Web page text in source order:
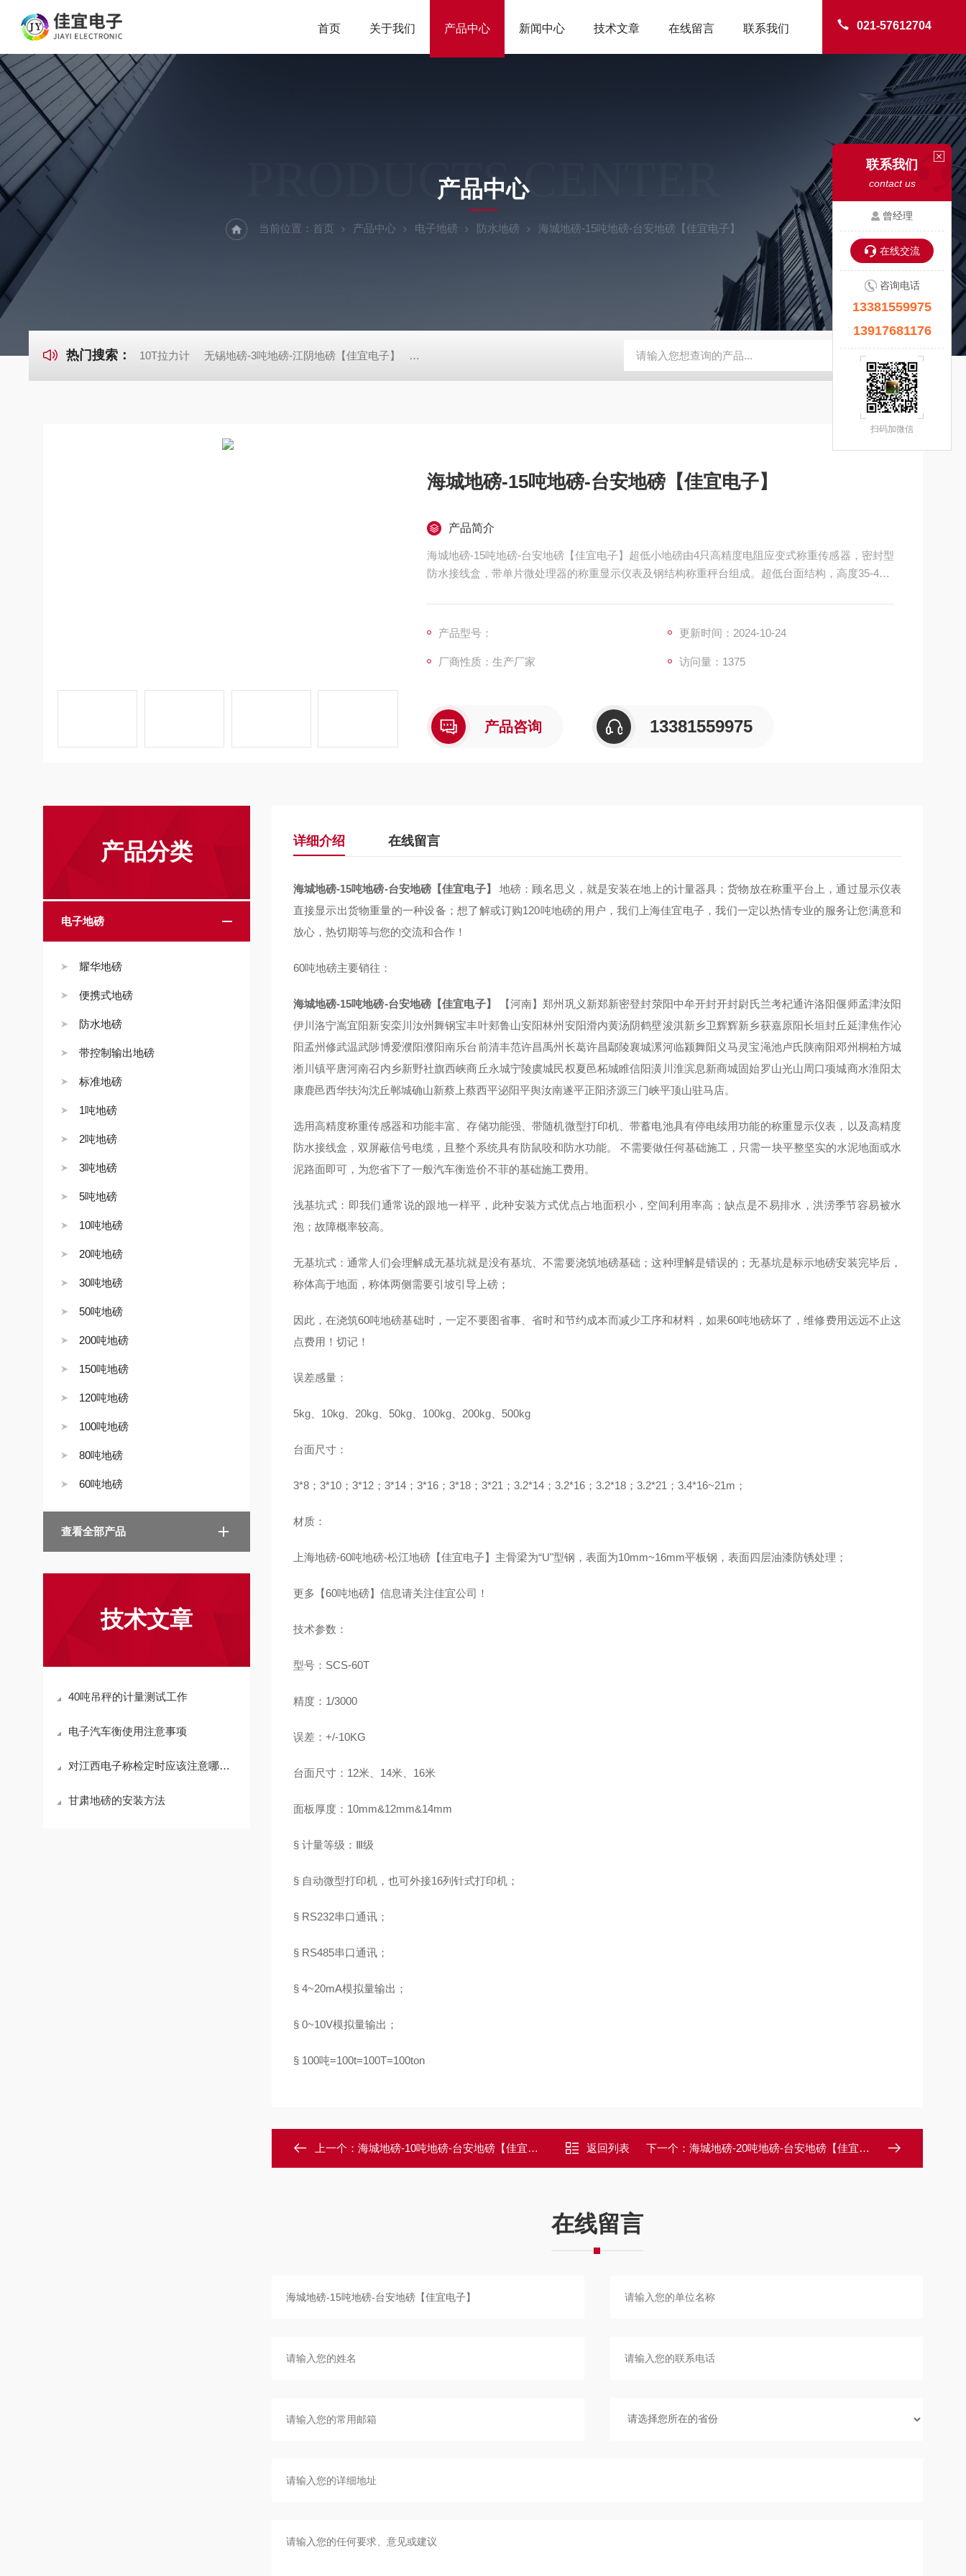
021-57612704
首页 关于我们 产品中心 新闻中心 技术文章 在线留言 联系我们
PRODUCTS CENTER
产品中心
当前位置： 首页 产品中心 电子地磅 防水地磅 海城地磅-15吨地磅-台安地磅【佳宜电子】
热门搜索： 10T拉力计 无锡地磅-3吨地磅-江阴地磅【佳宜电子】 80吨地磅常规尺寸|80吨地磅标准宽度-【上海佳宜】 钢瓶秤 云南电子秤厂家 钢瓶电子秤 无
海城地磅-15吨地磅-台安地磅【佳宜电子】
产品简介
海城地磅-15吨地磅-台安地磅【佳宜电子】超低小地磅由4只高精度电阻应变式称重传感器，密封型
防水接线盒，带单片微处理器的称重显示仪表及钢结构称重秤台组成。超低台面结构，高度35-40m
产品型号：
更新时间：2024-10-24
厂商性质：生产厂家 访问量：1375
产品咨询 13381559975
产品分类
电子地磅
耀华地磅
便携式地磅
防水地磅
带控制输出地磅
标准地磅
1吨地磅
2吨地磅
3吨地磅
5吨地磅
10吨地磅
20吨地磅
30吨地磅
50吨地磅
200吨地磅
150吨地磅
120吨地磅
100吨地磅
80吨地磅
60吨地磅
查看全部产品
技术文章
40吨吊秤的计量测试工作
电子汽车衡使用注意事项
对江西电子称检定时应该注意哪些操作方法
甘肃地磅的安装方法
详细介绍 在线留言
海城地磅-15吨地磅-台安地磅【佳宜电子】 地磅：顾名思义，就是安装在地上的计量器具；货物放在称重平台上，通过显示仪表
直接显示出货物重量的一种设备；想了解或订购120吨地磅的用户，我们上海佳宜电子，我们一定以热情专业的服务让您满意和
放心，热切期等与您的交流和合作！
60吨地磅主要销往：
海城地磅-15吨地磅-台安地磅【佳宜电子】
【河南】郑州巩义新郑新密登封荥阳中牟开封开封尉氏兰考杞通许洛阳偃师孟津汝阳
伊川洛宁嵩宜阳新安栾川汝州舞钢宝丰叶郏鲁山安阳林州安阳滑内黄汤阴鹤壁浚淇新乡卫辉辉新乡获嘉原阳长垣封丘延津焦作沁
阳孟州修武温武陟博爱濮阳濮阳南乐台前清丰范许昌禹州长葛许昌鄢陵襄城漯河临颍舞阳义马灵宝渑池卢氏陕南阳邓州桐柏方城
淅川镇平唐河南召内乡新野社旗西峡商丘永城宁陵虞城民权夏邑柘城睢信阳潢川淮滨息新商城固始罗山光山周口项城商水淮阳太
康鹿邑西华扶沟沈丘郸城确山新蔡上蔡西平泌阳平舆汝南遂平正阳济源三门峡平顶山驻马店。
选用高精度称重传感器和功能丰富、存储功能强、带随机微型打印机、带蓄电池具有停电续用功能的称重显示仪表，以及高精度
防水接线盒，双屏蔽信号电缆，且整个系统具有防鼠咬和防水功能。 不需要做任何基础施工，只需一块平整坚实的水泥地面或水
泥路面即可，为您省下了一般汽车衡造价不菲的基础施工费用。
浅基坑式：即我们通常说的跟地一样平，此种安装方式优点占地面积小，空间利用率高；缺点是不易排水，洪涝季节容易被水
泡；故障概率较高。
无基坑式：通常人们会理解成无基坑就是没有基坑、不需要浇筑地磅基础；这种理解是错误的；无基坑是标示地磅安装完毕后，
称体高于地面，称体两侧需要引坡引导上磅；
因此，在浇筑60吨地磅基础时，一定不要图省事、省时和节约成本而减少工序和材料，如果60吨地磅坏了，维修费用远远不止这
点费用！切记！
误差感量：
5kg、10kg、20kg、50kg、100kg、200kg、500kg
台面尺寸：
3*8；3*10；3*12；3*14；3*16；3*18；3*21；3.2*14；3.2*16；3.2*18；3.2*21；3.4*16~21m；
材质：
上海地磅-60吨地磅-松江地磅【佳宜电子】主骨梁为“U"型钢，表面为10mm~16mm平板钢，表面四层油漆防锈处理；
更多【60吨地磅】信息请关注佳宜公司！
技术参数：
型号：SCS-60T
精度：1/3000
误差：+/-10KG
台面尺寸：12米、14米、16米
面板厚度：10mm&12mm&14mm
§ 计量等级：Ⅲ级
§ 自动微型打印机，也可外接16列针式打印机；
§ RS232串口通讯；
§ RS485串口通讯；
§ 4~20mA模拟量输出；
§ 0~10V模拟量输出；
§ 100吨=100t=100T=100ton
上一个： 海城地磅-10吨地磅-台安地磅【佳宜电子】 返回列表 下一个： 海城地磅-20吨地磅-台安地磅【佳宜电子】
在线留言
联系我们
contact us
曾经理
在线交流
咨询电话
13381559975
13917681176
扫码加微信